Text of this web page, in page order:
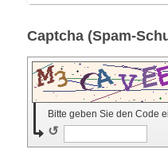
Bitte geben Sie den Code
↺